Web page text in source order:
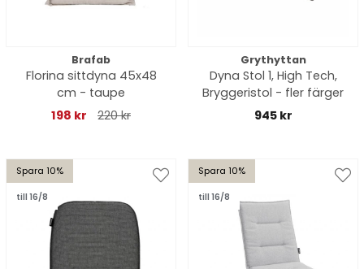
Brafab
Florina sittdyna 45x48
cm - taupe
198 kr
220 kr
Grythyttan
Dyna Stol 1, High Tech,
Bryggeristol - fler färger
945 kr
Spara 10%
till 16/8
Spara 10%
till 16/8